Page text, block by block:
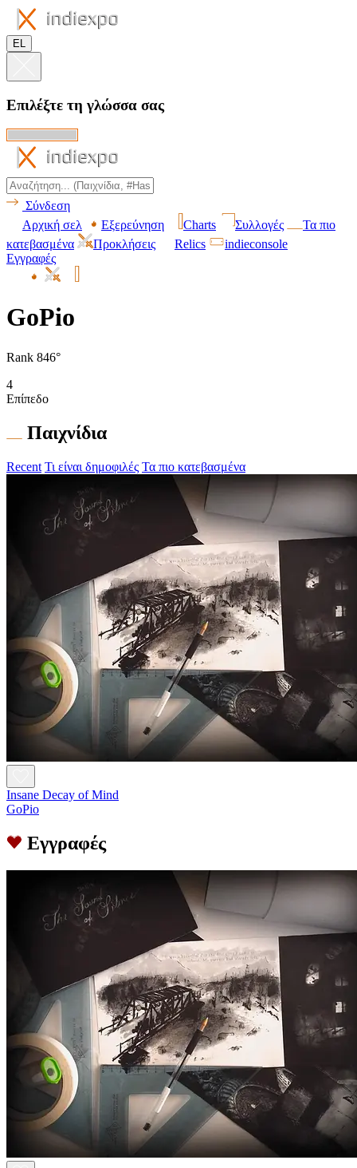
EL
Επιλέξτε τη γλώσσα σας
Σύνδεση
Αρχική σελ
Εξερεύνηση Charts Συλλογές
Τα πιο
κατεβασμένα
Προκλήσεις Relics
indieconsole
Εγγραφές
GoPio
Rank 846°
4
Επίπεδο
Παιχνίδια
Recent Τι είναι δημοφιλές Τα πιο κατεβασμένα
Insane Decay of Mind
GoPio
Εγγραφές